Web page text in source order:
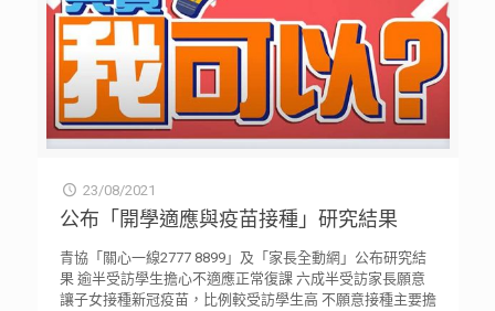
23/08/2021
公布「開學適應與疫苗接種」研究結果
青協「關心一線2777 8899」及「家長全動網」公布研究結
果 逾半受訪學生擔心不適應正常復課 六成半受訪家長願意
讓子女接種新冠疫苗，比例較受訪學生高 不願意接種主要擔